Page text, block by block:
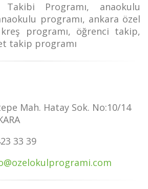
Programı, anaokulu
programı, ankara özel
programı, öğrenci takip,
takip programı
Mah. Hatay Sok. No:10/14
33 39